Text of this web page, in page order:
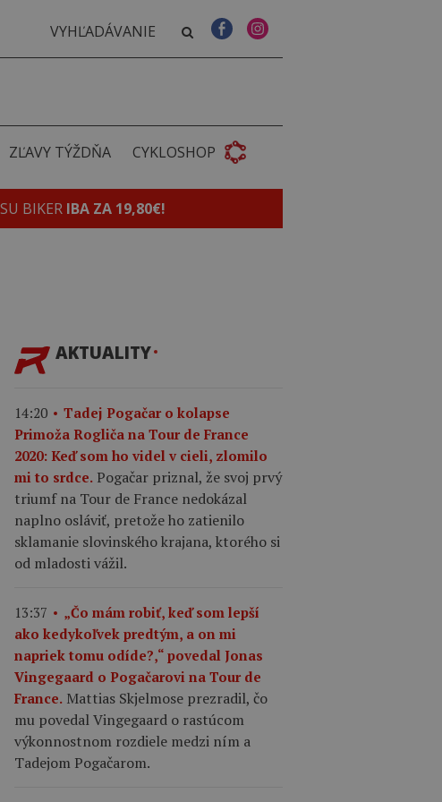
ZĽAVY TÝŽDŇA CYKLOSHOP
BIKER IBA ZA 19,80€!
AKTUALITY
14:20
Tadej Pogačar o kolapse
Primoža Rogliča na Tour de France
2020: Keď som ho videl v cieli, zlomilo
mi to srdce. Pogačar priznal, že svoj prvý
triumf na Tour de France nedokázal
naplno osláviť, pretože ho zatienilo
sklamanie slovinského krajana, ktorého si
od mladosti vážil.
13:37
„Čo mám robiť, keď som lepší
ako kedykoľvek predtým, a on mi
napriek tomu odíde?,“ povedal Jonas
Vingegaard o Pogačarovi na Tour de
France. Mattias Skjelmose prezradil, čo
mu povedal Vingegaard o rastúcom
výkonnostnom rozdiele medzi ním a
Tadejom Pogačarom.